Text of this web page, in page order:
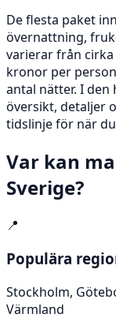
De flesta paket
övernattning,
varierar från
kronor per
antal nätter. I
översikt, detaljer
tidslinje för när
Var kan
Sverige?
📍
Populära
Stockholm,
Värmland